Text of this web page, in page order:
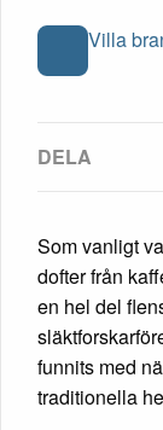
Villa
Som vanligt
dofter från
en hel del
funnits med
traditionella